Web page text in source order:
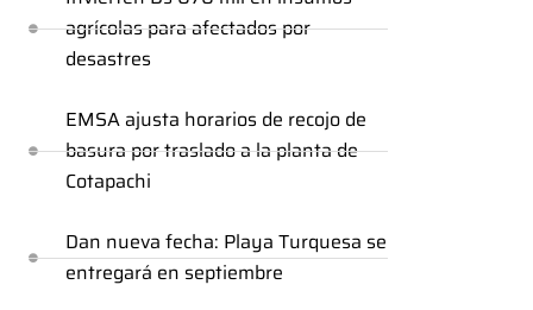
agrícolas para afectados por
desastres
EMSA ajusta horarios de recojo de
basura por traslado a la planta de
Cotapachi
Dan nueva fecha: Playa Turquesa se
entregará en septiembre